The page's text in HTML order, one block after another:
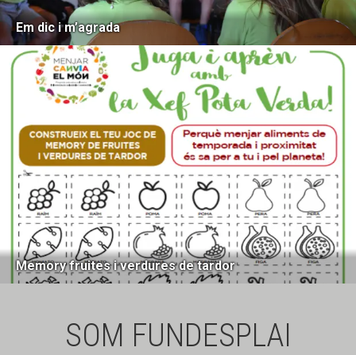
Em dic i m’agrada
Memory fruites i verdures de tardor
SOM FUNDESPLAI